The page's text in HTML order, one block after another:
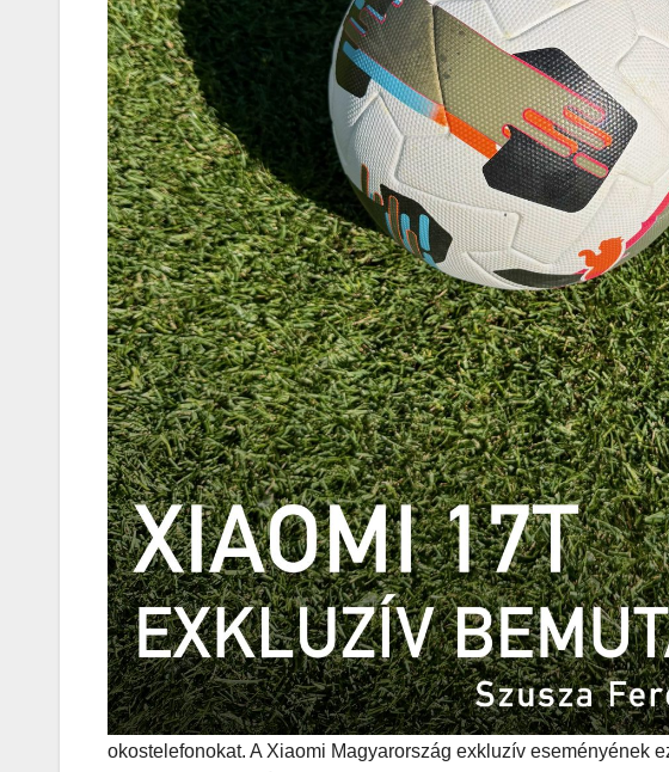
okostelefonokat. A Xiaomi Magyarország exkluzív eseményének
MEGKÓSTOLTUK
Teszteltük a
Dr. Greek-et:
Óriási girosz
és kellemes
kerthelyiség
Csepel
szívében